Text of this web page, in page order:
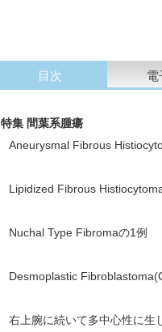
目次 電
特集 間葉系腫瘍
Aneurysmal Fibrous
Lipidized Fibrous
Nuchal Type Fibromaの1例
Desmoplastic
右上腕に続いて多中心性に生